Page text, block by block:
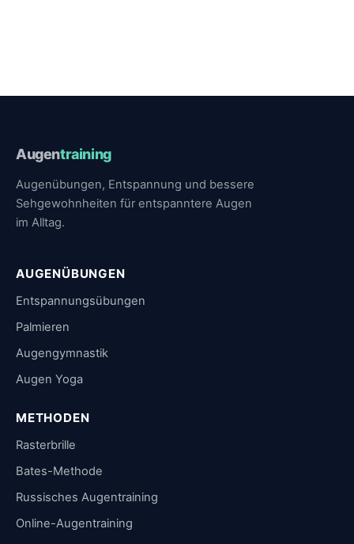
Augentraining
Augenübungen, Entspannung und bessere
Sehgewohnheiten für entspanntere Augen
im Alltag.
AUGENÜBUNGEN
Entspannungsübungen
Palmieren
Augengymnastik
Augen Yoga
METHODEN
Rasterbrille
Bates-Methode
Russisches Augentraining
Online-Augentraining